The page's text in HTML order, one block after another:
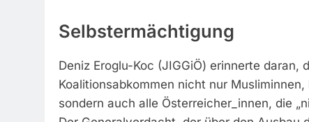
Selbstermächtigung
Deniz Eroglu-Koc (JIGGiÖ) erinnerte daran,
Koalitionsabkommen nicht nur
sondern auch alle Österreicher_innen, die